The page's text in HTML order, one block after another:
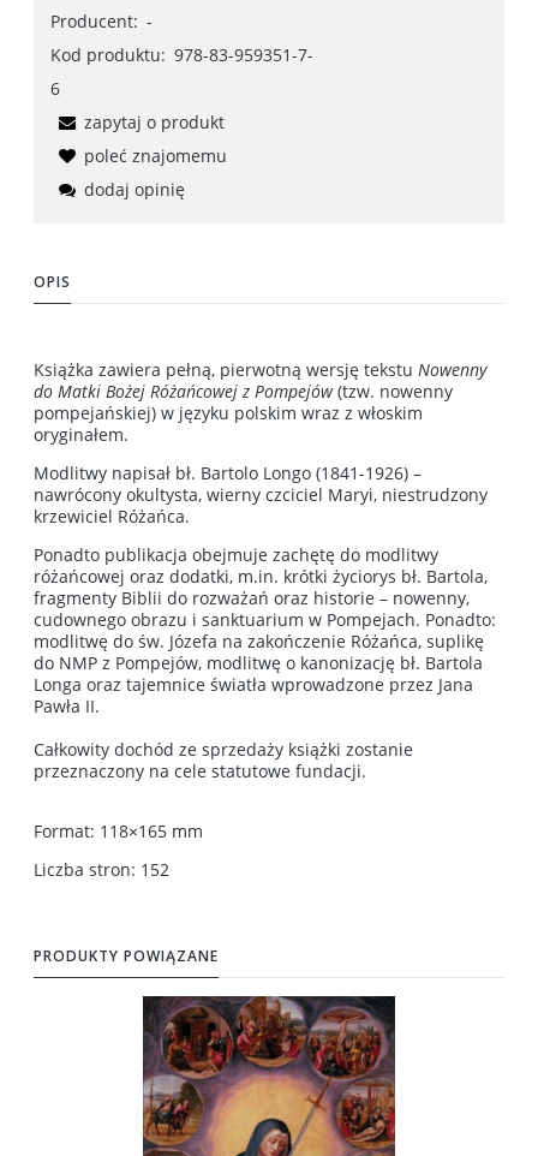
Producent: -
Kod produktu: 978-83-959351-7-
6
zapytaj o produkt
poleć znajomemu
dodaj opinię
OPIS
Książka zawiera pełną, pierwotną wersję tekstu Nowenny
do Matki Bożej Różańcowej z Pompejów(tzw. nowenny
pompejańskiej) w języku polskim wraz z włoskim
oryginałem.
Modlitwy napisał bł. Bartolo Longo (1841-1926) –
nawrócony okultysta, wierny czciciel Maryi, niestrudzony
krzewiciel Różańca.
Ponadto publikacja obejmuje zachętę do modlitwy
różańcowej oraz dodatki, m.in. krótki życiorys bł. Bartola,
fragmenty Biblii do rozważań oraz historie – nowenny,
cudownego obrazu i sanktuarium w Pompejach. Ponadto:
modlitwę do św. Józefa na zakończenie Różańca, suplikę
do NMP z Pompejów, modlitwę o kanonizację bł. Bartola
Longa oraz tajemnice światła wprowadzone przez Jana
Pawła II.
Całkowity dochód ze sprzedaży książki zostanie
przeznaczony na cele statutowe fundacji.
Format: 118×165 mm
Liczba stron: 152
PRODUKTY POWIĄZANE